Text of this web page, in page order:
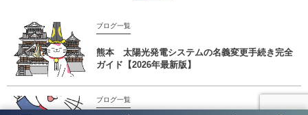
ブログ一覧
熊本 太陽光発電システムの名義変更手続き完全
ガイド【2026年最新版】
ブログ一覧